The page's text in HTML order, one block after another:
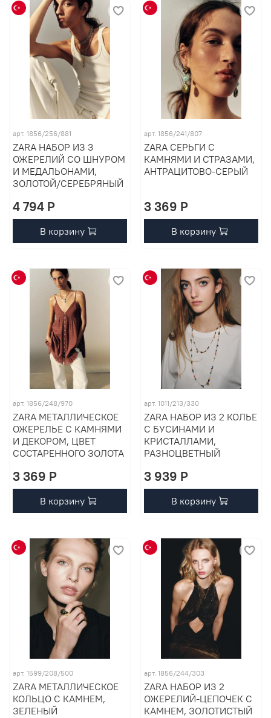
арт. 1856/256/881
ZARA НАБОР ИЗ 3
ОЖЕРЕЛИЙ СО ШНУРОМ
И МЕДАЛЬОНАМИ,
ЗОЛОТОЙ/СЕРЕБРЯНЫЙ
4 794 P
В корзину
арт. 1856/241/807
ZARA СЕРЬГИ С
КАМНЯМИ И СТРАЗАМИ,
АНТРАЦИТОВО-СЕРЫЙ
3 369 P
В корзину
арт. 1856/248/970
ZARA МЕТАЛЛИЧЕСКОЕ
ОЖЕРЕЛЬЕ С КАМНЯМИ
И ДЕКОРОМ, ЦВЕТ
СОСТАРЕННОГО ЗОЛОТА
3 369 P
В корзину
арт. 1011/213/330
ZARA НАБОР ИЗ 2 КОЛЬЕ
С БУСИНАМИ И
КРИСТАЛЛАМИ,
РАЗНОЦВЕТНЫЙ
3 939 P
В корзину
арт. 1599/208/500
ZARA МЕТАЛЛИЧЕСКОЕ
КОЛЬЦО С КАМНЕМ,
ЗЕЛЕНЫЙ
арт. 1856/244/303
ZARA НАБОР ИЗ 2
ОЖЕРЕЛИЙ-ЦЕПОЧЕК С
КАМНЕМ, ЗОЛОТИСТЫЙ